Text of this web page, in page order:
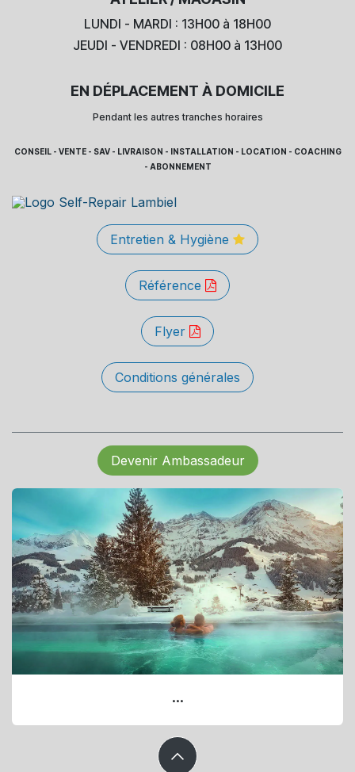
LUNDI - MARDI : 13H00 à 18H00
JEUDI - VENDREDI : 08H00 à 13H00
EN DÉPLACEMENT À DOMICILE
Pendant les autres tranches horaires
CONSEIL - VENTE - SAV - LIVRAISON - INSTALLATION - LOCATION - COACHING
- ABONNEMENT
Entretien & Hygiène
Référence
Flyer
Conditions générales
Devenir Ambassadeur
...